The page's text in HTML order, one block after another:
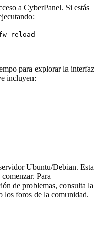
a CyberPanel. Si estás
reload
para explorar la interfaz
incluyen:
Ubuntu/Debian. Esta
Para
de problemas, consulta la
los foros de la comunidad.